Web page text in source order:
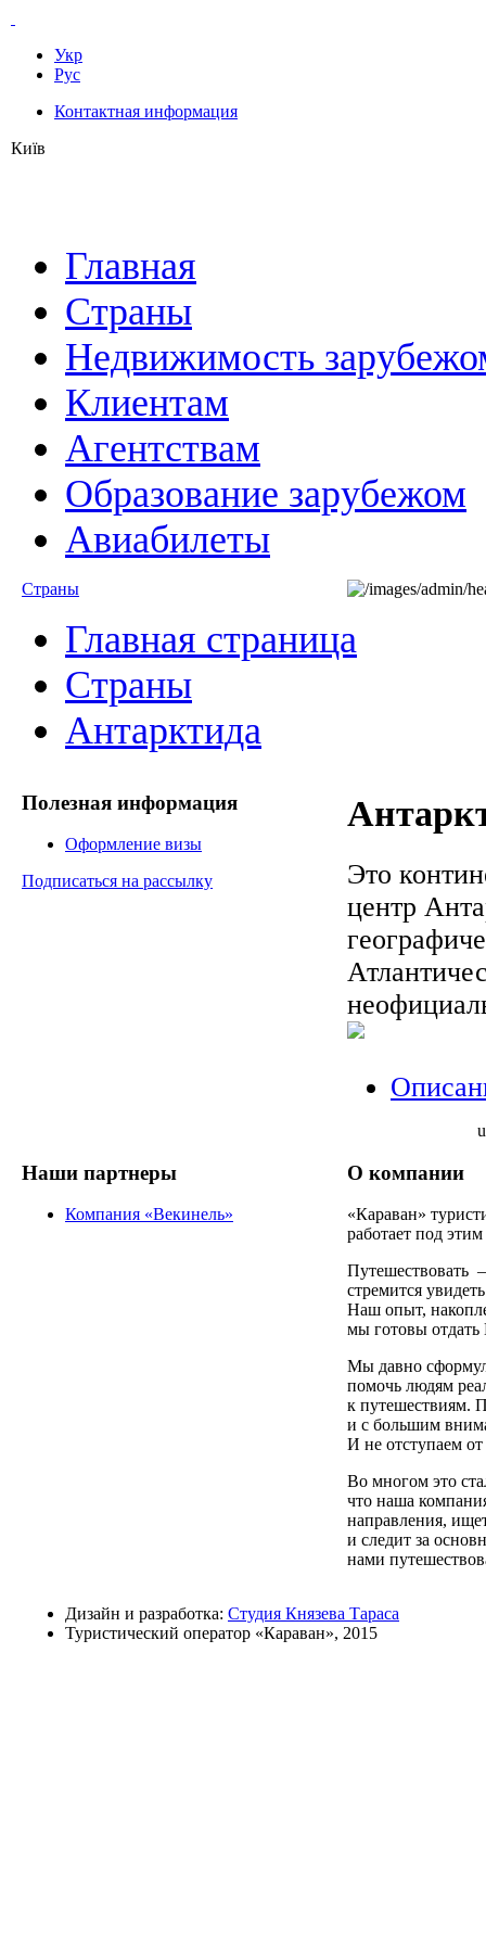
Укр
Рус
Контактная информация
Київ
Главная
Страны
Недвижимость
Клиентам
Агентствам
Образование зарубежом
Авиабилеты
Страны
Главная страница
Страны
Антарктида
Полезная информация
Оформление визы
Подписаться на рассылку
Это
центр
Наши партнеры
Компания «Векинель»
О компании
«Караван»
работает под
Путешествовать
стремится
Наш опыт,
мы готовы отдать
Мы давно
помочь людям
к путешествиям.
и с большим
И не отступаем
Во многом это
что наша
направления,
и следит за
нами
Дизайн и разработка: Студия Князева Тараса
Туристический оператор «Караван», 2015